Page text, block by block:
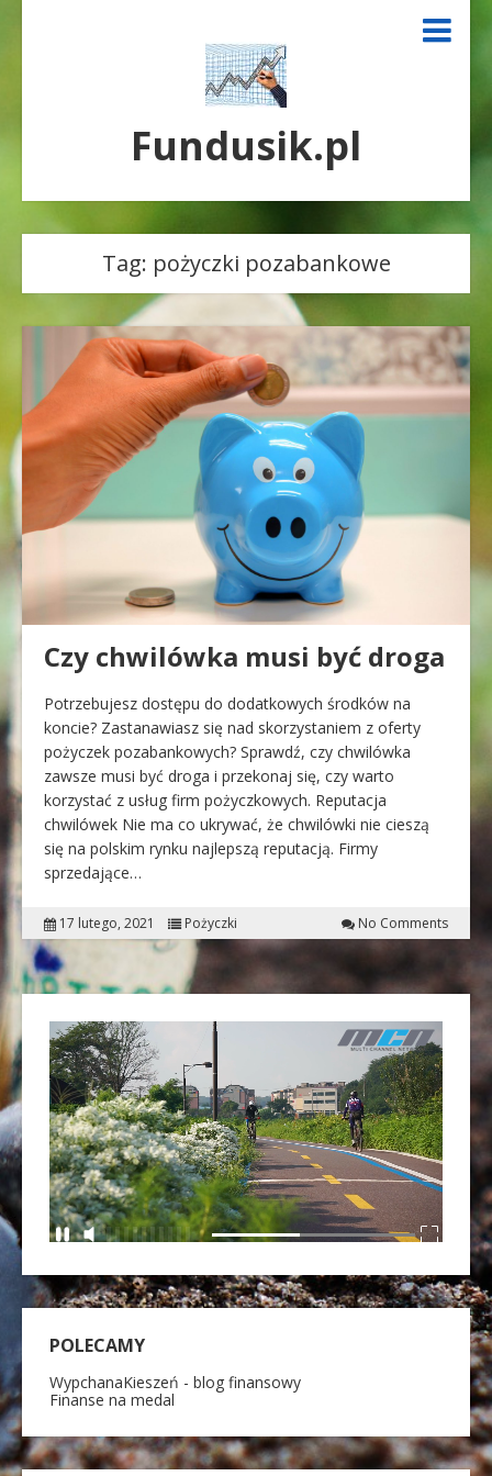
Fundusik.pl
Tag: pożyczki pozabankowe
Czy chwilówka musi być droga
Potrzebujesz dostępu do dodatkowych środków na
koncie? Zastanawiasz się nad skorzystaniem z oferty
pożyczek pozabankowych? Sprawdź, czy chwilówka
zawsze musi być droga i przekonaj się, czy warto
korzystać z usług firm pożyczkowych. Reputacja
chwilówek Nie ma co ukrywać, że chwilówki nie cieszą
się na polskim rynku najlepszą reputacją. Firmy
sprzedające…
17 lutego, 2021 Pożyczki No Comments
POLECAMY
WypchanaKieszeń - blog finansowy
Finanse na medal